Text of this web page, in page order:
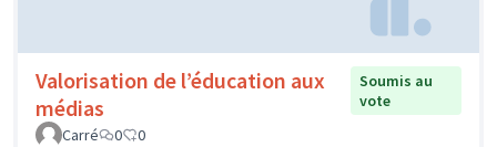
Valorisation de l’éducation aux
médias
Soumis au
vote
Carré
0 0